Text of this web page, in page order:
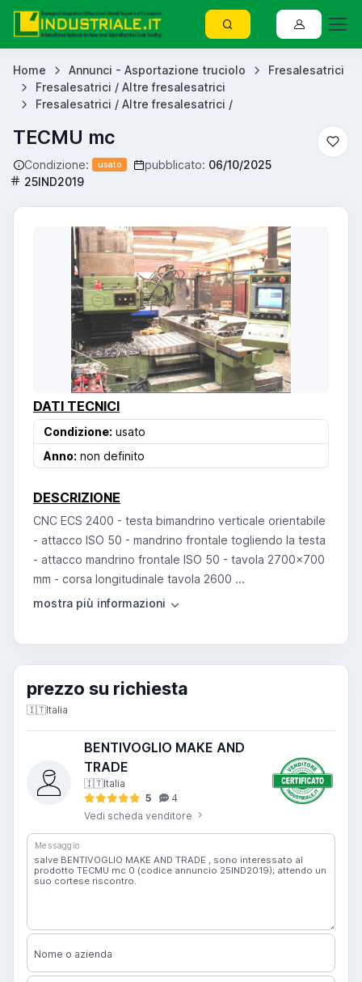
Home Annunci - Asportazione truciolo
Fresalesatrici
Fresalesatrici / Altre fresalesatrici
Fresalesatrici / Altre fresalesatrici /
TECMU mc
Condizione: usato pubblicato: 06/10/2025
25IND2019
DATI TECNICI
Condizione: usato
Anno: non definito
DESCRIZIONE
CNC ECS 2400 - testa bimandrino verticale orientabile
- attacco ISO 50 - mandrino frontale togliendo la testa
- attacco mandrino frontale ISO 50 - tavola 2700x700
mm - corsa longitudinale tavola 2600 ...
prezzo su richiesta
🇮🇹Italia
BENTIVOGLIO MAKE AND
TRADE
🇮🇹Italia
5
4
Vedi scheda venditore
Messaggio
Nome o azienda